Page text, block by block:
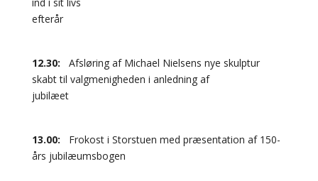
efterår
12.30: Afsløring af Michael Nielsens nye skulptur
skabt til valgmenigheden i anledning af
jubilæet
13.00: Frokost i Storstuen med præsentation af 150-
års jubilæumsbogen